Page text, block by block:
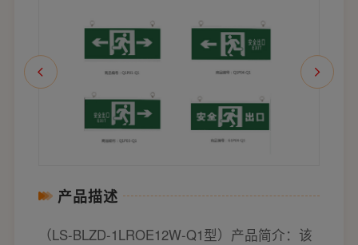
产品描述
（LS-BLZD-1LROE12W-Q1型）产品简介：该